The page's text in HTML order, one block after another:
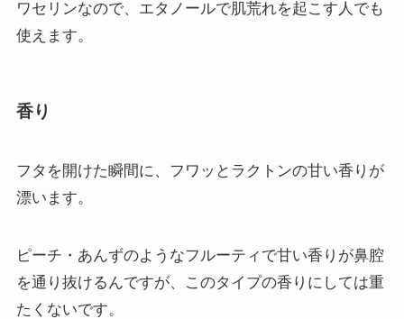
ワセリンなので、エタノールで肌荒れを起こす人でも
使えます。
香り
フタを開けた瞬間に、フワッとラクトンの甘い香りが
漂います。
ピーチ・あんずのようなフルーティで甘い香りが鼻腔
を通り抜けるんですが、このタイプの香りにしては重
たくないです。